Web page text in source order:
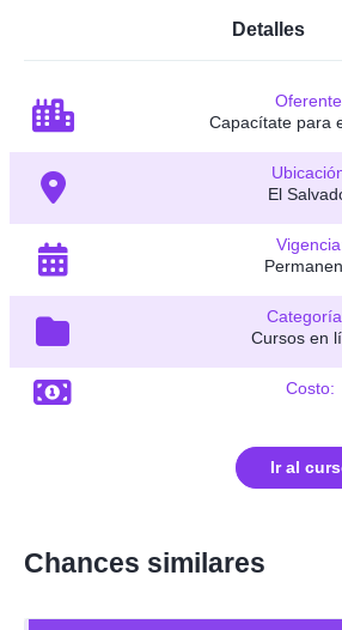
Detalles
Capacítate para
El
Cursos en
Costo:
Ir al
Chances similares